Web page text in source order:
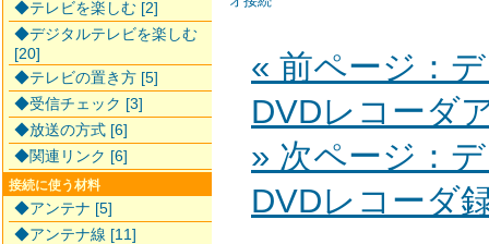
« 前ページ：
DVDレコーダ
» 次ページ：
DVDレコーダ
◆テレビを楽しむ [2]
◆デジタルテレビを楽しむ
[20]
◆テレビの置き方 [5]
◆受信チェック [3]
◆放送の方式 [6]
◆関連リンク [6]
接続に使う材料
◆アンテナ [5]
◆アンテナ線 [11]